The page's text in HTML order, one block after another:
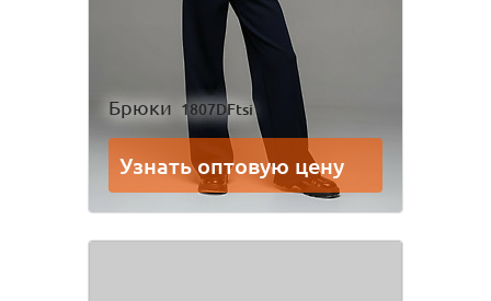
Брюки 1807DFtsi
Узнать оптовую цену